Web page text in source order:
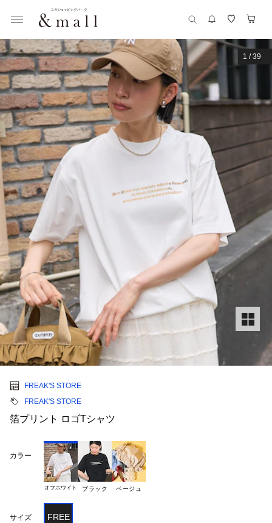
1 /39
FREAK'S STORE
FREAK'S STORE
箔プリント ロゴTシャツ
カラー
オフホワイト ブラック ベージュ
サイズ FREE